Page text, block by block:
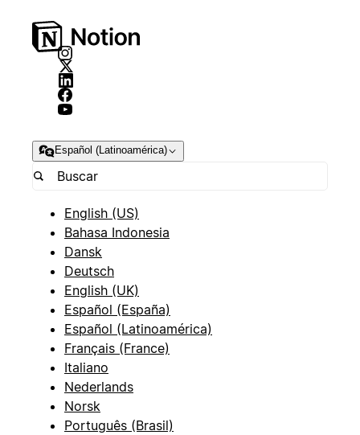
Español (Latinoamérica)
English (US)
Bahasa Indonesia
Dansk
Deutsch
English (UK)
Español (España)
Español (Latinoamérica)
Français (France)
Italiano
Nederlands
Norsk
Português (Brasil)